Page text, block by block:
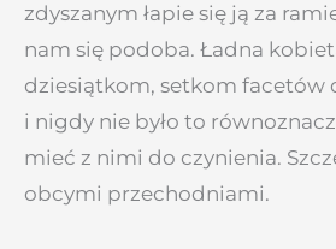
zdyszanym łapie się ją za
nam się podoba. Ładna
dziesiątkom, setkom facetów
i nigdy nie było to
mieć z nimi do czynienia.
obcymi przechodniami.